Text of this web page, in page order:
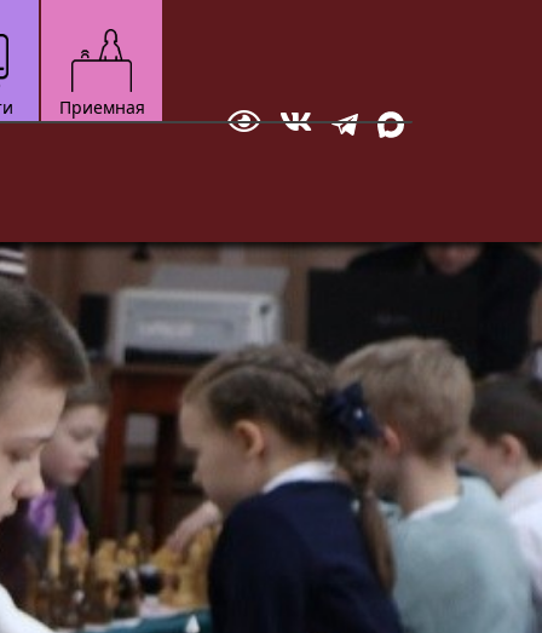
многоборье
атлетика
аэробика
теннис
Приемная